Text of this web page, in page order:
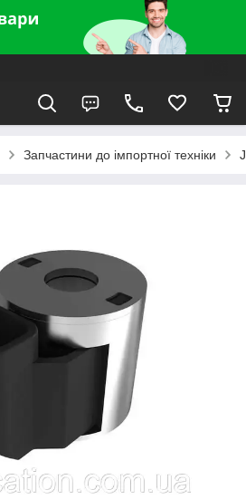
Запчастини до імпортної техніки